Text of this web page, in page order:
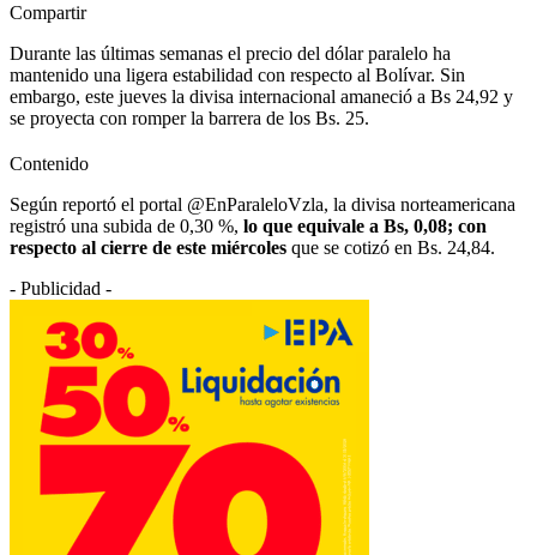
Compartir
Durante las últimas semanas el precio del dólar paralelo ha
mantenido una ligera estabilidad con respecto al Bolívar. Sin
embargo, este jueves la divisa internacional amaneció a Bs 24,92 y
se proyecta con romper la barrera de los Bs. 25.
Contenido
Según reportó el portal @EnParaleloVzla, la divisa norteamericana
registró una subida de 0,30 %, lo que equivale a Bs, 0,08; con
respecto al cierre de este miércoles que se cotizó en Bs. 24,84.
- Publicidad -